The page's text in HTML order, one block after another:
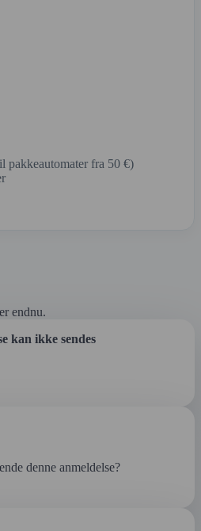
pakkeautomater fra 50 €)
endnu.
kan ikke sendes
denne anmeldelse?